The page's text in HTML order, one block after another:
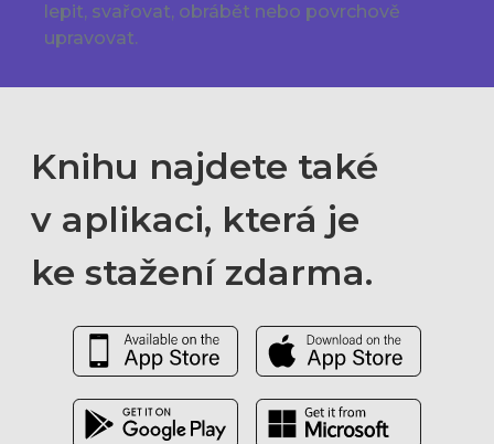
lepit, svařovat, obrábět nebo povrchově
upravovat.
Knihu najdete také
v aplikaci, která je
ke stažení zdarma.